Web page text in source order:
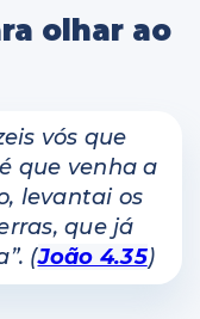
olhar ao
vós que
que venha a
levantai os
que já
(João 4.35)